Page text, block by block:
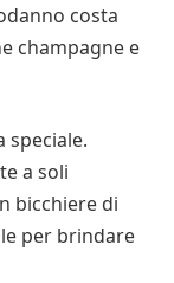
costa
champagne e
speciale.
a soli
bicchiere di
per brindare